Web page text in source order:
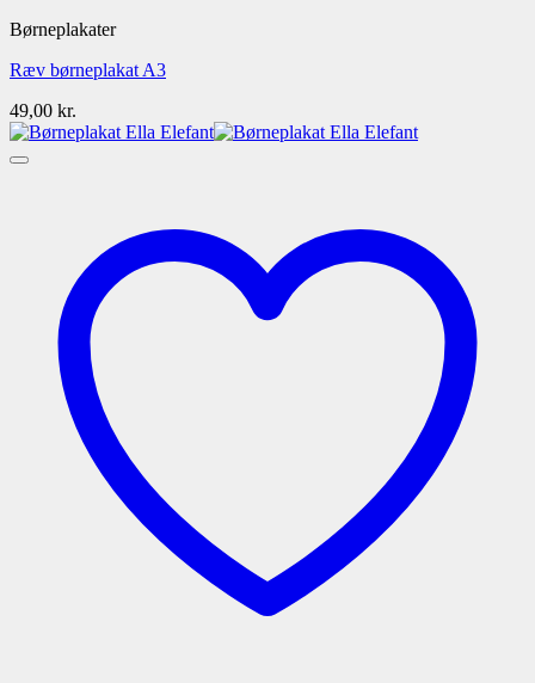
Børneplakater
Ræv børneplakat A3
49,00 kr.